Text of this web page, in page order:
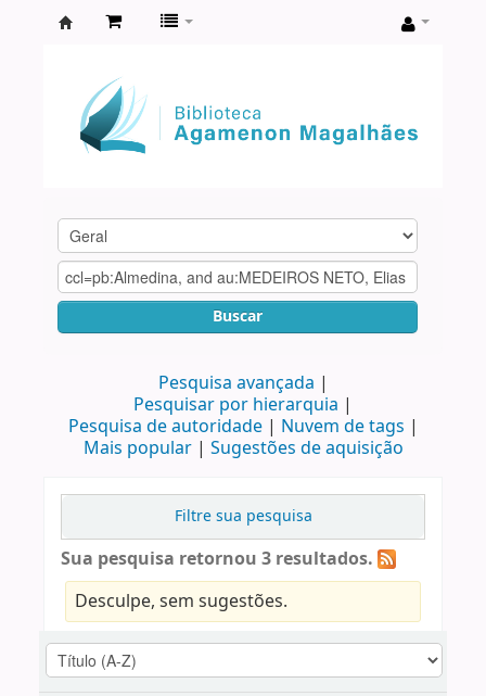
Agamenon
Magalhães
Buscar
Pesquisa avançada
Pesquisar por hierarquia
Pesquisa de autoridade
Nuvem de tags
Mais popular
Sugestões de aquisição
Filtre sua pesquisa
Sua pesquisa retornou 3 resultados.
Desculpe, sem sugestões.